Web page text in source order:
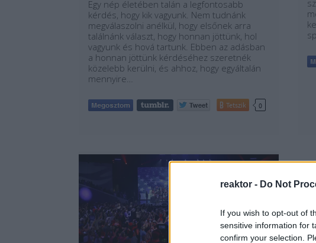
reaktor - Do Not
If you wish to opt-out of
sensitive information for
confirm your selection.
Egy nép életében talán a legfontosabb
kérdés, hogy kik vagyunk. Nem tudnánk
megválaszolni anélkül, hogy elsőnek arra
találnánk választ, hogy honnan jöttünk, hol
vagyunk és hová tartunk. Ebben az adásban
a honnan jöttünk kérdéséhez szeretnék
közelebb kerülni, és ahhoz, hogy egyáltalán
mennyire…
Tetszik 0